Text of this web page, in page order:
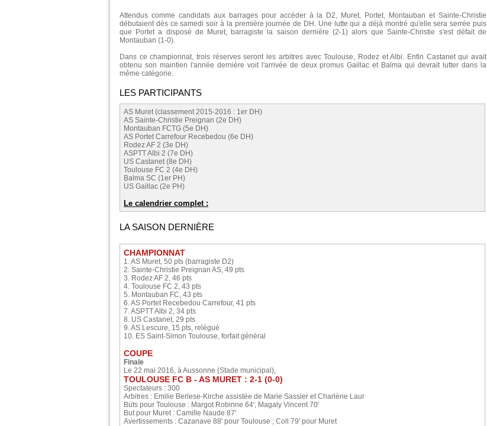
Attendus comme candidats aux barrages pour accéder à la D2, Muret, Portet, Montauban et Sainte-Christie
débutaient dès ce samedi soir à la première journée de DH. Une lutte qui a déjà montré qu'elle sera serrée puis
que Portet a disposé de Muret, barragiste la saison dernière (2-1) alors que Sainte-Christie s'est défait de
Montauban (1-0).
Dans ce championnat, trois réserves seront les arbitres avec Toulouse, Rodez et Albi. Enfin Castanet qui avait
obtenu son maintien l'année dernière voit l'arrivée de deux promus Gaillac et Balma qui devrait lutter dans la
même catégorie.
LES PARTICIPANTS
AS Muret (classement 2015-2016 : 1er DH)
AS Sainte-Christie Preignan (2e DH)
Montauban FCTG (5e DH)
AS Portet Carrefour Recebedou (6e DH)
Rodez AF 2 (3e DH)
ASPTT Albi 2 (7e DH)
US Castanet (8e DH)
Toulouse FC 2 (4e DH)
Balma SC (1er PH)
US Gaillac (2e PH)
Le calendrier complet :
LA SAISON DERNIÈRE
CHAMPIONNAT
1. AS Muret, 50 pts (barragiste D2)
2. Sainte-Christie Preignan AS, 49 pts
3. Rodez AF 2, 46 pts
4. Toulouse FC 2, 43 pts
5. Montauban FC, 43 pts
6. AS Portet Recebedou Carrefour, 41 pts
7. ASPTT Albi 2, 34 pts
8. US Castanet, 29 pts
9. AS Lescure, 15 pts, relégué
10. ES Saint-Simon Toulouse, forfait général
COUPE
Finale
Le 22 mai 2016, à Aussonne (Stade municipal),
TOULOUSE FC B - AS MURET : 2-1 (0-0)
Spectateurs : 300
Arbitres : Emilie Berlese-Kirche assistée de Marie Sassier et Charlène Laur
Buts pour Toulouse : Margot Robinne 64', Magaly Vincent 70'
But pour Muret : Camille Naude 87'
Avertissements : Cazanave 88' pour Toulouse ; Coll 79' pour Muret